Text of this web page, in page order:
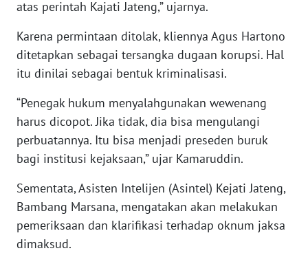
atas perintah Kajati Jateng,” ujarnya.
Karena permintaan ditolak, kliennya Agus Hartono
ditetapkan sebagai tersangka dugaan korupsi. Hal
itu dinilai sebagai bentuk kriminalisasi.
“Penegak hukum menyalahgunakan wewenang
harus dicopot. Jika tidak, dia bisa mengulangi
perbuatannya. Itu bisa menjadi preseden buruk
bagi institusi kejaksaan,” ujar Kamaruddin.
Sementata, Asisten Intelijen (Asintel) Kejati Jateng,
Bambang Marsana, mengatakan akan melakukan
pemeriksaan dan klarifikasi terhadap oknum jaksa
dimaksud.
MAJALENGKA
WN
WN
SUKABUMI
PURWAKARTA
WN
PRIANGAN